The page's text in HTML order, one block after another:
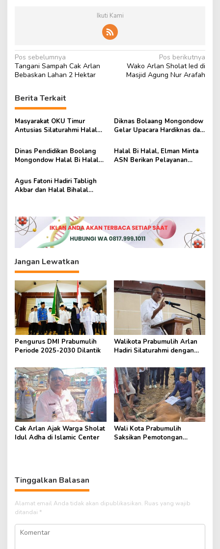
Ikuti Kami
N
a
i
g
a
i
o
s
Pos sebelumnya
Tangani Sampah Cak Arlan
Bebaskan Lahan 2 Hektar
Pos berikutnya
Wako Arlan Sholat Ied di
Masjid Agung Nur Arafah
Berita Terkait
Masyarakat OKU Timur
Antusias Silaturahmi Halal
Herman Deru
Diknas Bolaang Mongondow
Gelar Upacara Hardiknas dan
Dinas Pendidikan Boolang
Mongondow Halal Bi Halal
Halal Bi Halal, Elman Minta
ASN Berikan Pelayanan
Agus Fatoni Hadiri Tabligh
Akbar dan Halal Bihalal
Jangan Lewatkan
Pengurus DMI Prabumulih
Periode 2025-2030 Dilantik
Walikota Prabumulih Arlan
Hadiri Silaturahmi dengan
Cak Arlan Ajak Warga Sholat
Idul Adha di Islamic Center
Wali Kota Prabumulih
Saksikan Pemotongan
Tinggalkan Balasan
Alamat email Anda tidak akan dipublikasikan. Ruas yang wajib
ditandai *